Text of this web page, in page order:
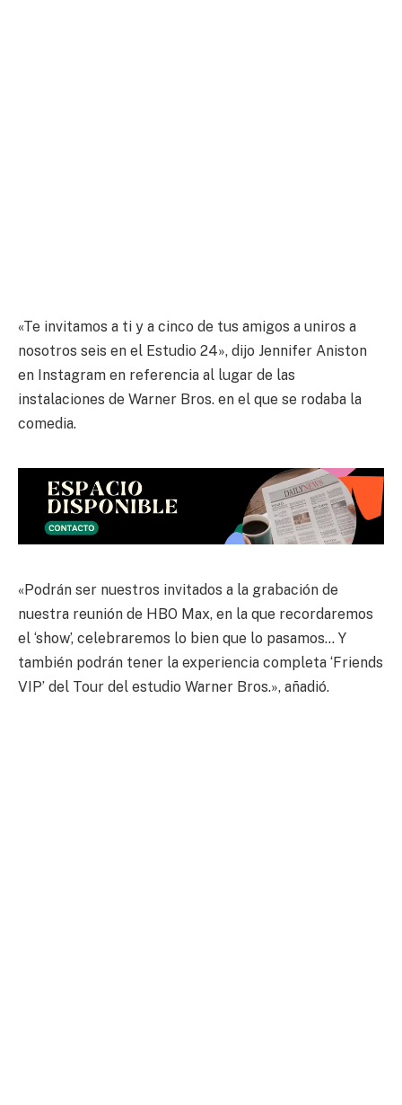
«Te invitamos a ti y a cinco de tus amigos a uniros a
nosotros seis en el Estudio 24», dijo Jennifer Aniston
en Instagram en referencia al lugar de las
instalaciones de Warner Bros. en el que se rodaba la
comedia.
«Podrán ser nuestros invitados a la grabación de
nuestra reunión de HBO Max, en la que recordaremos
el ‘show’, celebraremos lo bien que lo pasamos… Y
también podrán tener la experiencia completa ‘Friends
VIP’ del Tour del estudio Warner Bros.», añadió.